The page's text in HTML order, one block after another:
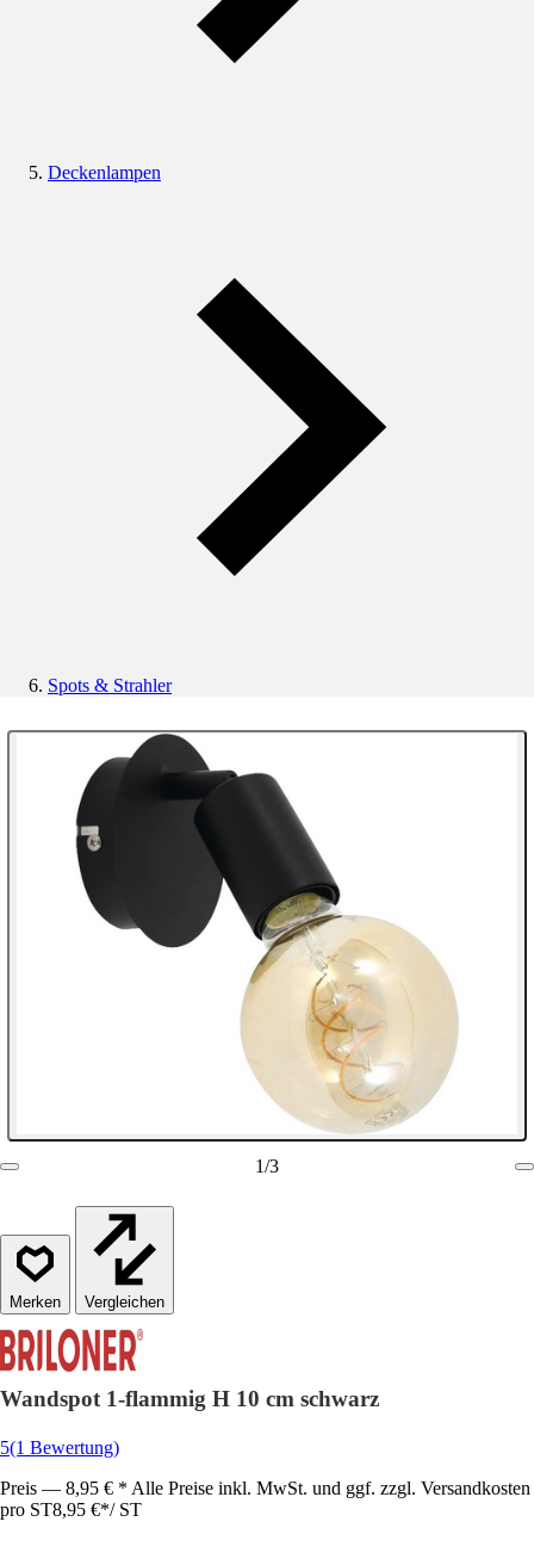
Deckenlampen
Spots & Strahler
1/3
Vergleichen
Wandspot 1-flammig H 10 cm schwarz
5(1 Bewertung)
Preis — 8,95 € * Alle Preise inkl. MwSt. und ggf. zzgl. Versandkosten
pro ST8,95 €*/ ST